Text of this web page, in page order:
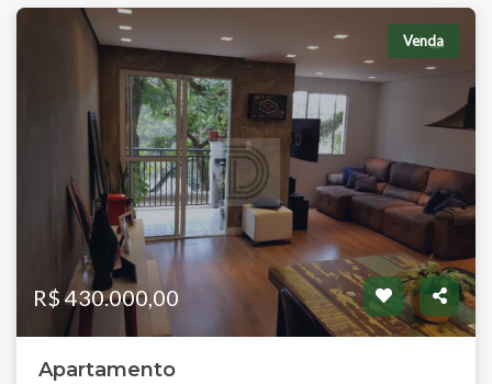
Venda
R$ 430.000,00
Apartamento